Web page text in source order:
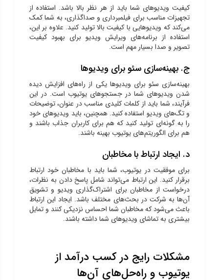
کیفیت ویدیوهای شما باید از هر نظر بالا باشد. استفاده از
تجهیزات مناسب برای فیلمبرداری و صداگذاری، به شما کمک
می‌کند که ویدیوهایی با کیفیت بالا تولید کنید. علاوه بر این،
استفاده از برنامه‌های ویرایش ویدیو برای بهبود کیفیت
تصویر و صدا بسیار مهم است.
ج. بهینه‌سازی سئو برای ویدیوها
بهینه‌سازی سئو برای ویدیوها یکی از راه‌های افزایش دیده
شدن ویدیوهای شما در جستجوهای یوتیوب است. در این
فرآیند، شما باید از کلمات کلیدی مناسب در عنوان، توضیحات
و تگ‌های ویدیو استفاده کنید. همچنین، باید ویدیوهای خود
را به گونه‌ای تولید کنید که هم برای کاربران جذاب باشند و
هم برای الگوریتم‌های یوتیوب بهینه باشند.
د. ایجاد ارتباط با مخاطبان
برای موفقیت در یوتیوب، شما باید با مخاطبان خود ارتباط
برقرار کنید. این ارتباط می‌تواند شامل پاسخ دادن به نظرات،
درخواست از مخاطبان برای اشتراک‌گذاری ویدیو و تشویق
آن‌ها به شرکت در بحث‌های مختلف باشد. ایجاد این ارتباط
باعث می‌شود که مخاطبان شما احساس نزدیکی کنند و تمایل
بیشتری به تماشای ویدیوهای شما داشته باشند.
مشکلات رایج در کسب درآمد از
یوتیوب و راه‌حل‌های آن‌ها